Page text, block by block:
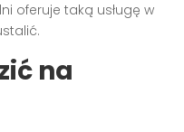
oferuje taką usługę w
na